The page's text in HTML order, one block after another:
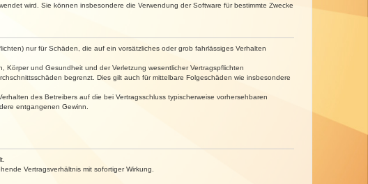
wird. Sie können insbesondere die Verwendung der Software für bestimmte Zwecke
nur für Schäden, die auf ein vorsätzliches oder grob fahrlässiges Verhalten
und Gesundheit und der Verletzung wesentlicher Vertragspflichten
begrenzt. Dies gilt auch für mittelbare Folgeschäden wie insbesondere
des Betreibers auf die bei Vertragsschluss typischerweise vorhersehbaren
entgangenen Gewinn.
Vertragsverhältnis mit sofortiger Wirkung.